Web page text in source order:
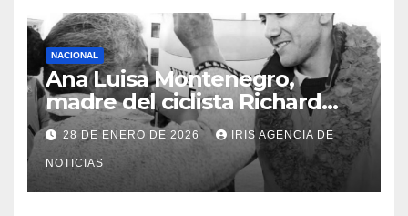
NACIONAL
Ana Luisa Montenegro,
madre del ciclista Richard
Carapaz falleció en Tulcán, a
los 73 años
28 DE ENERO DE 2026 IRIS AGENCIA DE
NOTICIAS